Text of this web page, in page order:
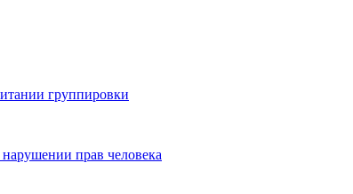
группировки
прав человека